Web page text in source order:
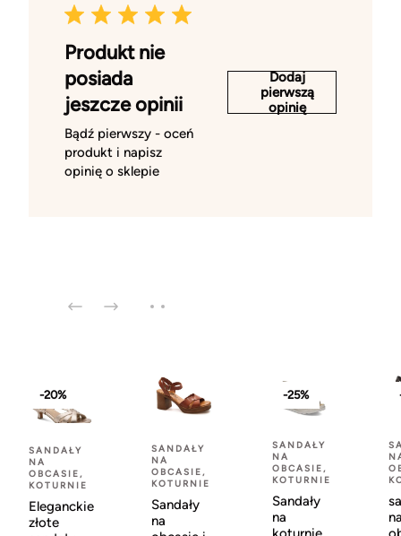
Produkt nie
posiada
jeszcze opinii
Bądź pierwszy - oceń
produkt i napisz
opinię o sklepie
Dodaj
pierwszą
opinię
-20%
SANDAŁY
NA
OBCASIE,
KOTURNIE
Eleganckie
złote
SANDAŁY
NA
OBCASIE,
KOTURNIE
Sandały
na
-25%
SANDAŁY
NA
OBCASIE,
KOTURNIE
Sandały
na